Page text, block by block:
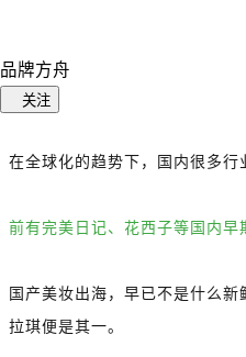
品牌方舟
关注
在全球化的趋势下，国内很多
前有完美日记、花西子等国内
国产美妆出海，早已不是什么
拉琪便是其一。